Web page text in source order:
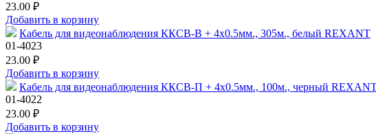
23.00 ₽
Добавить в корзину
Кабель для видеонаблюдения ККСВ-В + 4х0.5мм., 305м., белый REXANT
01-4023
23.00 ₽
Добавить в корзину
Кабель для видеонаблюдения ККСВ-П + 4х0.5мм., 100м., черный
01-4022
23.00 ₽
Добавить в корзину